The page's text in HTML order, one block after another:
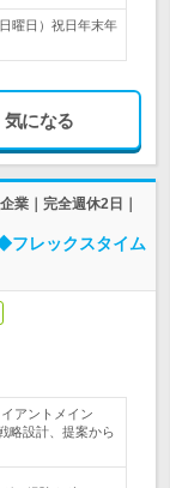
曜日）祝日年末年
気になる
業｜完全週休2日｜
フレックスタイム
アントメイン
略設計、提案から